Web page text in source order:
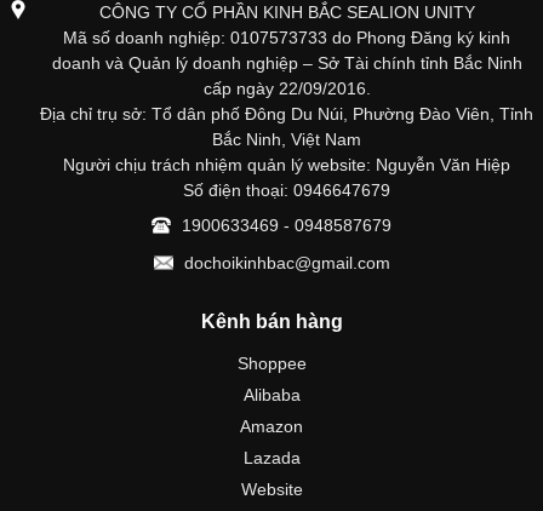
CÔNG TY CỔ PHẦN KINH BẮC SEALION UNITY
Mã số doanh nghiệp: 0107573733 do Phong Đăng ký kinh
doanh và Quản lý doanh nghiệp – Sở Tài chính tỉnh Bắc Ninh
cấp ngày 22/09/2016.
Địa chỉ trụ sở: Tổ dân phố Đông Du Núi, Phường Đào Viên, Tỉnh
Bắc Ninh, Việt Nam
Người chịu trách nhiệm quản lý website: Nguyễn Văn Hiệp
Số điện thoại: 0946647679
1900633469 - 0948587679
dochoikinhbac@gmail.com
Kênh bán hàng
Shoppee
Alibaba
Amazon
Lazada
Website